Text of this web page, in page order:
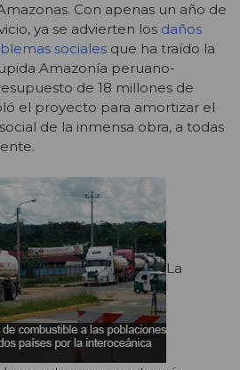
Con apenas un año de
ya se advierten los daños
sociales que ha traído la
Amazonía peruano-
de 18 millones de
el proyecto para amortizar el
de la inmensa obra, a todas
La